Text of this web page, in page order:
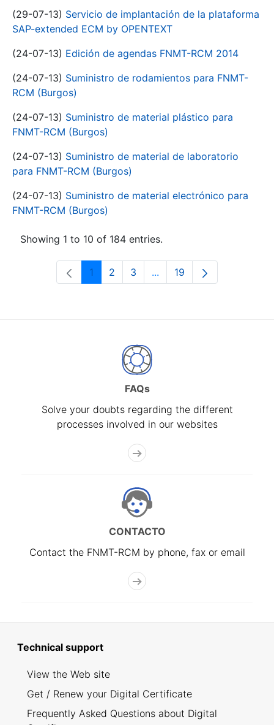
(29-07-13) Servicio de implantación de la plataforma
SAP-extended ECM by OPENTEXT
(24-07-13) Edición de agendas FNMT-RCM 2014
(24-07-13) Suministro de rodamientos para FNMT-
RCM (Burgos)
(24-07-13) Suministro de material plástico para
FNMT-RCM (Burgos)
(24-07-13) Suministro de material de laboratorio
para FNMT-RCM (Burgos)
(24-07-13) Suministro de material electrónico para
FNMT-RCM (Burgos)
Showing 1 to 10 of 184 entries.
Page
1 Page
2 Page
3 ...Intermediate Pages Use
Page
19
FAQs
Solve your doubts regarding the different
processes involved in our websites
CONTACTO
Contact the FNMT-RCM by phone, fax or email
Technical support
View the Web site
Get / Renew your Digital Certificate
Frequently Asked Questions about Digital